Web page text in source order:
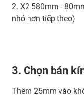
2. X2 580mm -
nhỏ hơn tiếp theo)
3. Chọn bán
Thêm 25mm vào